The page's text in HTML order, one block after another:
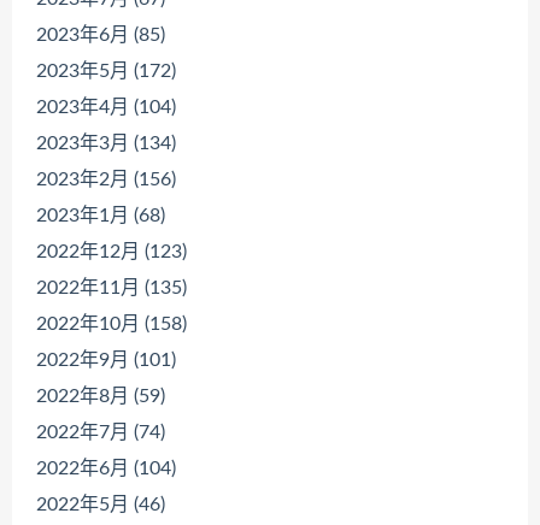
2023年6月 (85)
2023年5月 (172)
2023年4月 (104)
2023年3月 (134)
2023年2月 (156)
2023年1月 (68)
2022年12月 (123)
2022年11月 (135)
2022年10月 (158)
2022年9月 (101)
2022年8月 (59)
2022年7月 (74)
2022年6月 (104)
2022年5月 (46)